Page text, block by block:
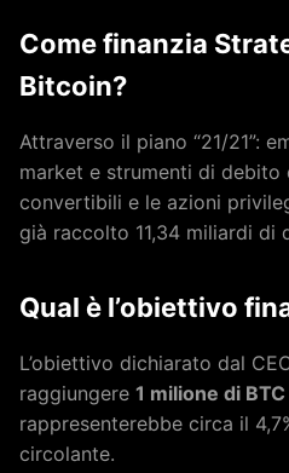
Come finanzia
Bitcoin?
Attraverso il piano “21/21”:
market e strumenti di debito
convertibili e le azioni
già raccolto 11,34 miliardi di
Qual è l’obiettivo
L’obiettivo dichiarato dal
raggiungere 1 milione di BTC
rappresenterebbe circa il
circolante.